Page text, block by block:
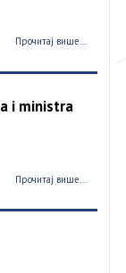
Прочитај више...
i ministra
Прочитај више...